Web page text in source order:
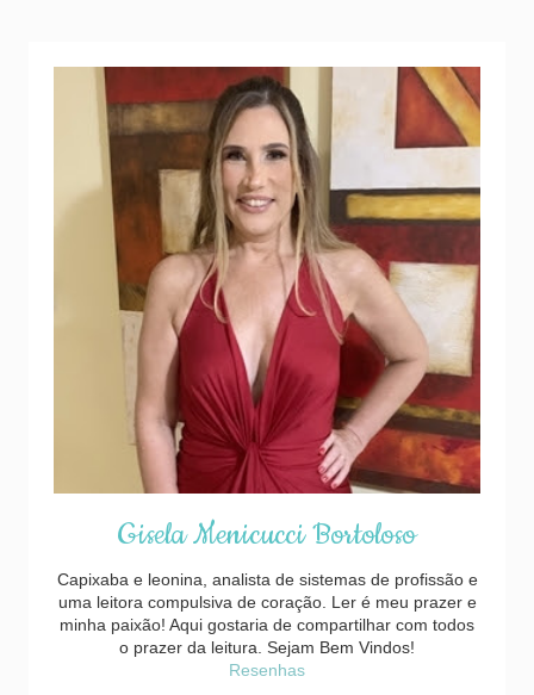
Gisela Menicucci Bortoloso
Capixaba e leonina, analista de sistemas de profissão e
uma leitora compulsiva de coração. Ler é meu prazer e
minha paixão! Aqui gostaria de compartilhar com todos
o prazer da leitura. Sejam Bem Vindos!
Resenhas